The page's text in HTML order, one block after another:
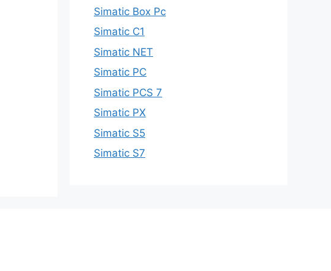
Simatic Box Pc
Simatic C1
Simatic NET
Simatic PC
Simatic PCS 7
Simatic PX
Simatic S5
Simatic S7